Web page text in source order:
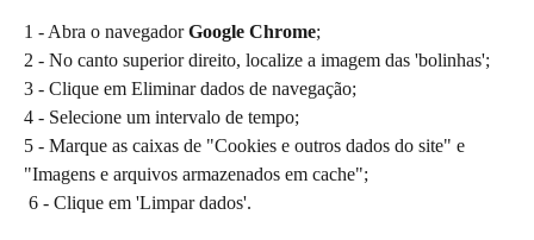
1 - Abra o navegador Google Chrome;
2 - No canto superior direito, localize a imagem das 'bolinhas';
3 - Clique em Eliminar dados de navegação;
4 - Selecione um intervalo de tempo;
5 - Marque as caixas de "Cookies e outros dados do site" e
"Imagens e arquivos armazenados em cache";
6 - Clique em 'Limpar dados'.